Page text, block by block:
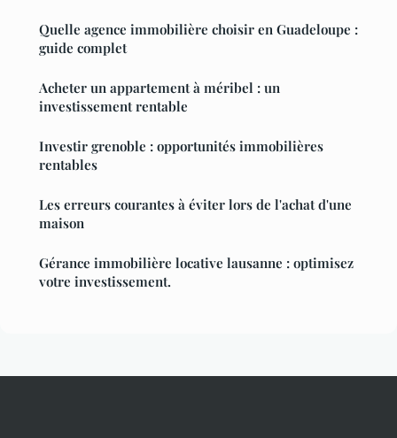
Quelle agence immobilière choisir en Guadeloupe :
guide complet
Acheter un appartement à méribel : un
investissement rentable
Investir grenoble : opportunités immobilières
rentables
Les erreurs courantes à éviter lors de l'achat d'une
maison
Gérance immobilière locative lausanne : optimisez
votre investissement.